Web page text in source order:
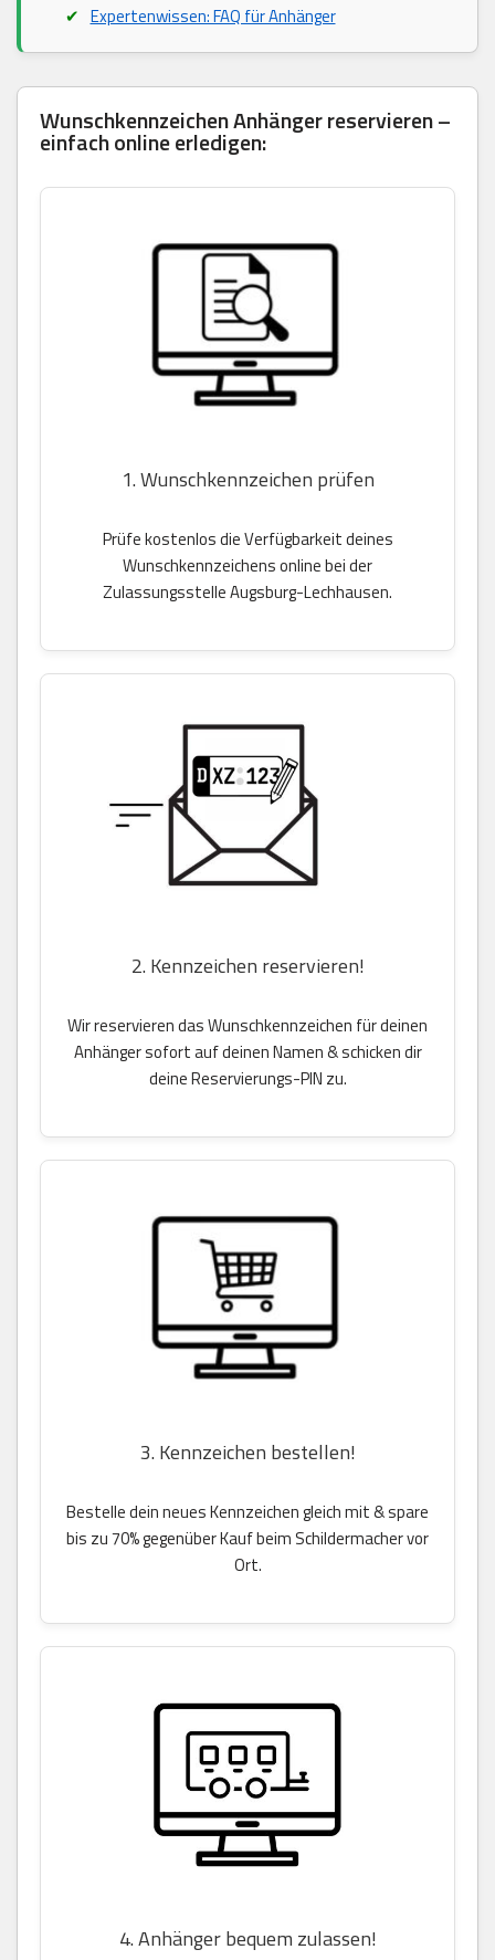
Expertenwissen: FAQ für Anhänger
Wunschkennzeichen Anhänger reservieren –
einfach online erledigen:
1. Wunschkennzeichen prüfen
Prüfe kostenlos die Verfügbarkeit deines
Wunschkennzeichens online bei der
Zulassungsstelle Augsburg-Lechhausen.
2. Kennzeichen reservieren!
Wir reservieren das Wunschkennzeichen für deinen
Anhänger sofort auf deinen Namen & schicken dir
deine Reservierungs-PIN zu.
3. Kennzeichen bestellen!
Bestelle dein neues Kennzeichen gleich mit & spare
bis zu 70% gegenüber Kauf beim Schildermacher vor
Ort.
4. Anhänger bequem zulassen!